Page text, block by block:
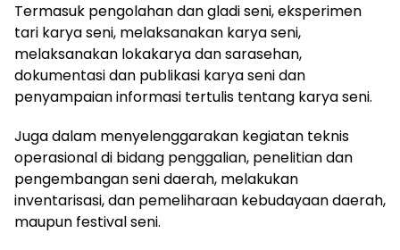
Termasuk pengolahan dan gladi seni, eksperimen
tari karya seni, melaksanakan karya seni,
melaksanakan lokakarya dan sarasehan,
dokumentasi dan publikasi karya seni dan
penyampaian informasi tertulis tentang karya seni.
Juga dalam menyelenggarakan kegiatan teknis
operasional di bidang penggalian, penelitian dan
pengembangan seni daerah, melakukan
inventarisasi, dan pemeliharaan kebudayaan daerah,
maupun festival seni.